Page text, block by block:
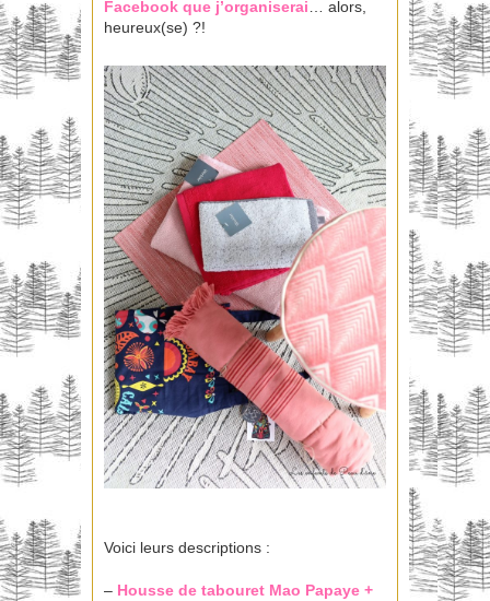
Facebook que j’organiserai … alors,
heureux(se) ?!
Voici leurs descriptions :
– Housse de tabouret Mao Papaye +